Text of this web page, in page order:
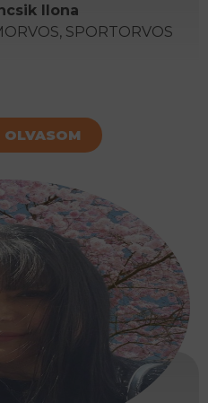
Ilona
SPORTORVOS